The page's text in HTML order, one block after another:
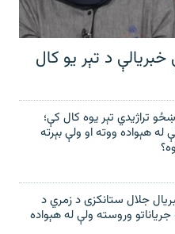
د تېر يو کال
تراژیدي تېر یوه کال کې؛
له هېواده ووته او ولې بېرته
جلال ستانکزی د زمري د
جریاناتو وروسته ولې له هېواده